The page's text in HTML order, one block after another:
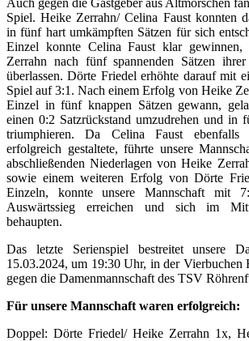
Auch gegen die Gastgeber aus Altmorschen
Spiel. Heike Zerrahn/ Celina Faust konnten
in fünf hart umkämpften Sätzen für sich
Einzel konnte Celina Faust klar gewinnen,
Zerrahn nach fünf spannenden Sätzen
überlassen. Dörte Friedel erhöhte darauf mit
Spiel auf 3:1. Nach einem Erfolg von Heike
Einzel in fünf knappen Sätzen gewann,
einen 0:2 Satzrückstand umzudrehen und in
triumphieren. Da Celina Faust
erfolgreich gestaltete, führte unsere
abschließenden Niederlagen von Heike
sowie einem weiteren Erfolg von Dörte
Einzeln, konnte unsere Mannschaft mit
Auswärtssieg erreichen und sich im
behaupten.
Das letzte Serienspiel bestreitet unsere
15.03.2024, um 19:30 Uhr, in der Vierbuchen
gegen die Damenmannschaft des TSV
Für unsere Mannschaft waren erfolgreich:
Doppel: Dörte Friedel/ Heike Zerrahn 1x,